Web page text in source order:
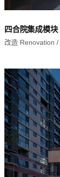
四合院集成模块
改造 Renovation /